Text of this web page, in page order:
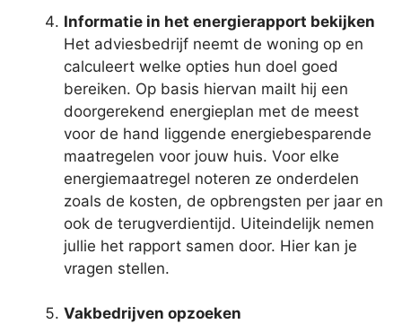
Informatie in het energierapport bekijken
Het adviesbedrijf neemt de woning op en
calculeert welke opties hun doel goed
bereiken. Op basis hiervan mailt hij een
doorgerekend energieplan met de meest
voor de hand liggende energiebesparende
maatregelen voor jouw huis. Voor elke
energiemaatregel noteren ze onderdelen
zoals de kosten, de opbrengsten per jaar en
ook de terugverdientijd. Uiteindelijk nemen
jullie het rapport samen door. Hier kan je
vragen stellen.
Vakbedrijven opzoeken